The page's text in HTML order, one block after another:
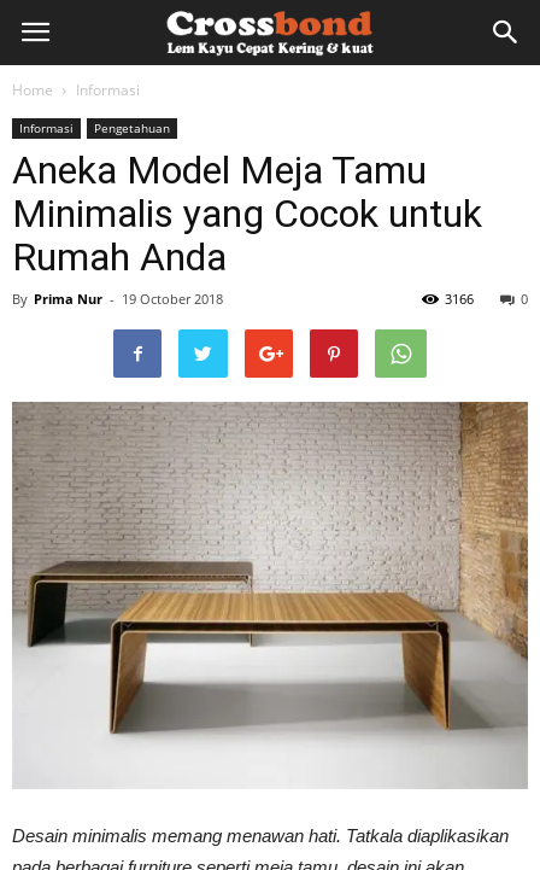
lemkayu.net
Lem
HPL,
Kertas,
Vinyl
Home Informasi
Informasi Pengetahuan
Aneka Model Meja Tamu
Minimalis yang Cocok untuk
Rumah Anda
By Prima Nur - 19 October 2018 0
3166
Desain minimalis memang menawan hati. Tatkala diaplikasikan